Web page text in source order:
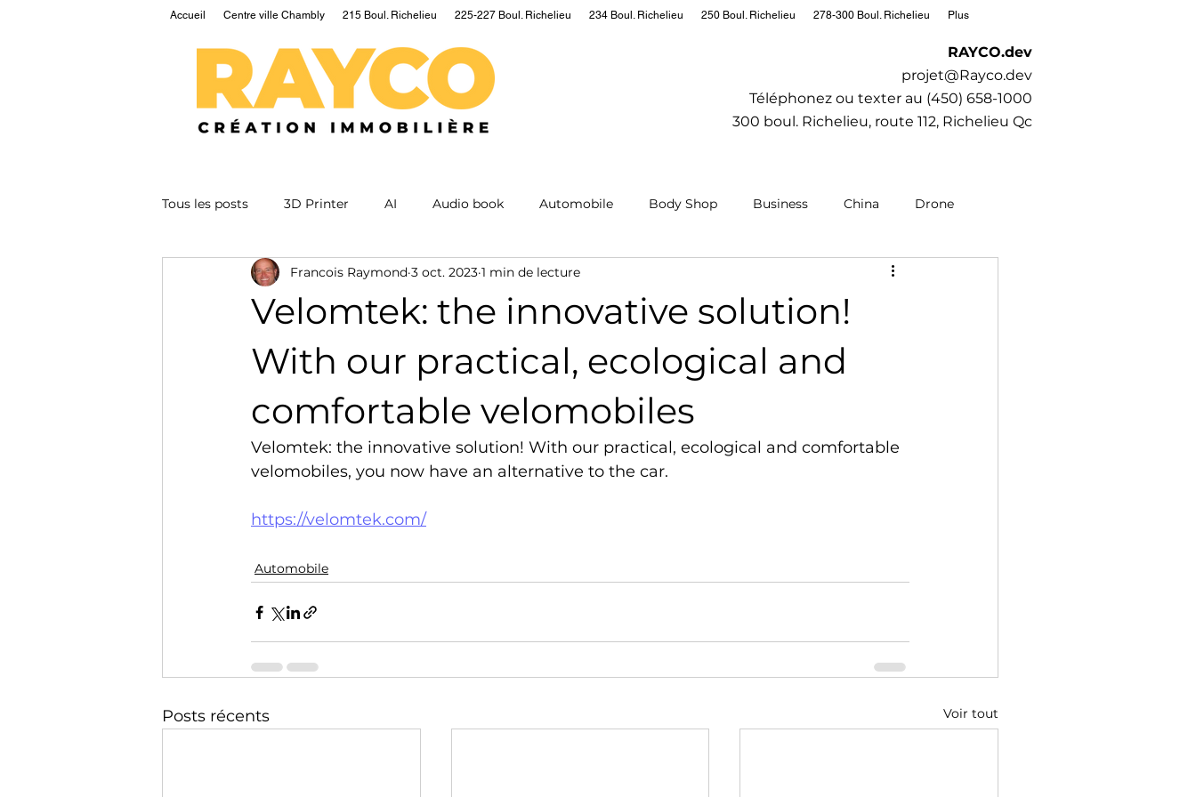
RAYCO.dev
projet@Rayco.dev
Téléphonez ou texter au (450) 658-1000
300 boul. Richelieu, route 112, Richelieu Qc
Accueil Centre ville Chambly 215 Boul. Richelieu 225-227 Boul. Richelieu 234 Boul. Richelieu 250 Boul. Richelieu 278-300 Boul. Richelieu Plus
Tous les posts 3D Printer AI Audio book Automobile Body Shop Business China Drone
Fusion Health Hydrogen Information Moto
Podcast Real estate Sailing Science Society
Technology Training
Velomtek: the innovative solution!
With our practical, ecological and
comfortable velomobiles
Francois Raymond 3 oct. 2023 1 min de lecture
Velomtek: the innovative solution! With our practical, ecological and comfortable
velomobiles, you now have an alternative to the car.
https://velomtek.com/
Automobile
Posts récents Voir tout